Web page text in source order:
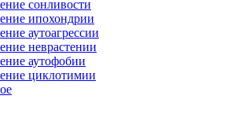
сонливости
ипохондрии
аутоагрессии
неврастении
аутофобии
циклотимии